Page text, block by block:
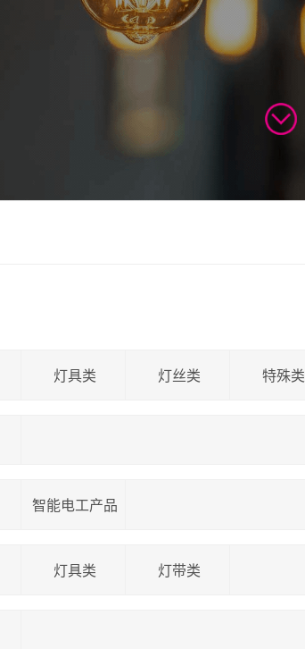
灯具类 灯丝类 特殊类
智能电工产品
灯具类 灯带类